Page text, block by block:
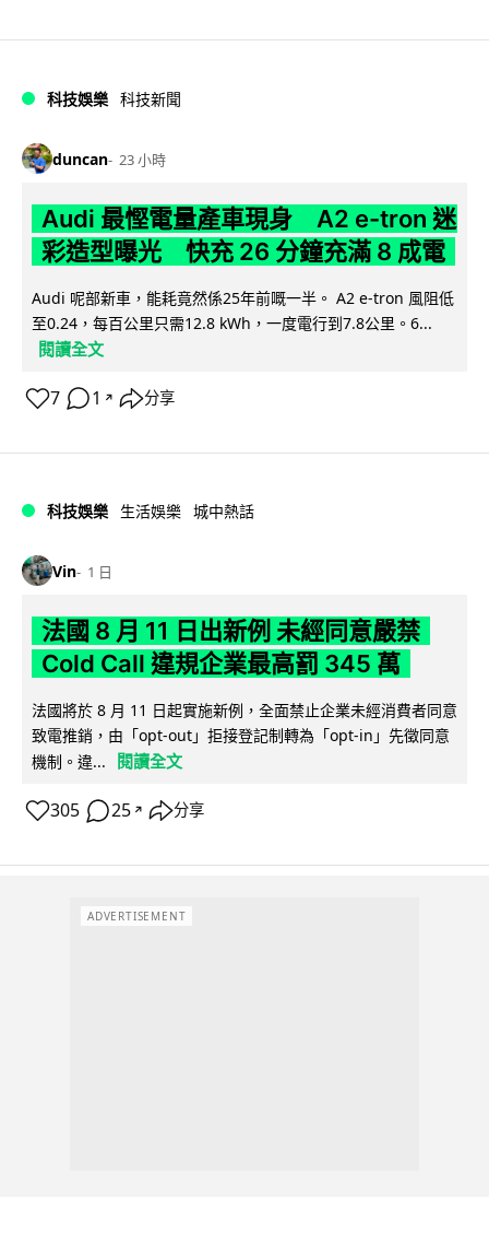
科技娛樂 科技新聞
duncan 23 小時
Audi 最慳電量產車現身 A2 e-tron 迷
彩造型曝光 快充 26 分鐘充滿 8 成電
Audi 呢部新車，能耗竟然係25年前嘅一半。 A2 e-tron 風阻低
至0.24，每百公里只需12.8 kWh，一度電行到7.8公里。6...
閱讀全文
7 1 ↗ 分享
科技娛樂 生活娛樂 城中熱話
Vin 1 日
法國 8 月 11 日出新例 未經同意嚴禁
Cold Call 違規企業最高罰 345 萬
法國將於 8 月 11 日起實施新例，全面禁止企業未經消費者同意
致電推銷，由「opt-out」拒接登記制轉為「opt-in」先徵同意
機制。違...
閱讀全文
305 25 ↗ 分享
ADVERTISEMENT